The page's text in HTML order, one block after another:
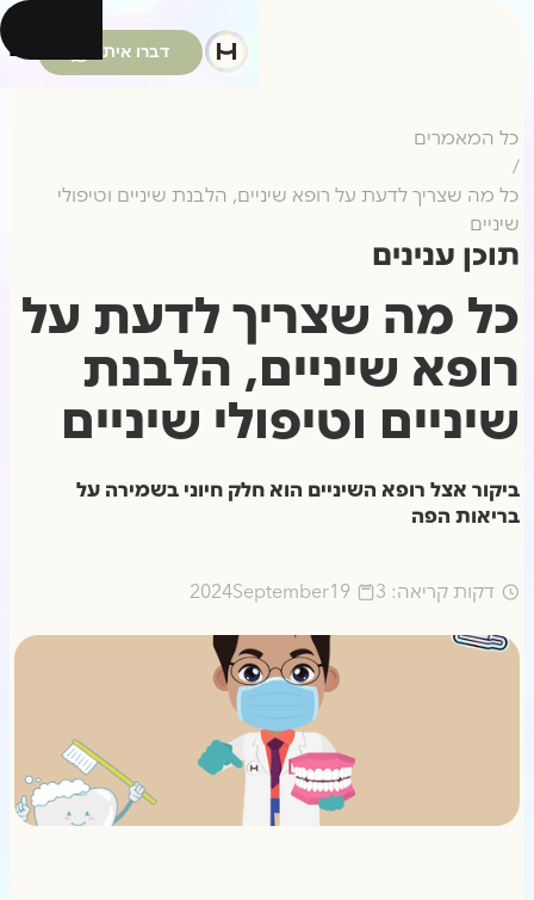
דברו איתנו
כל מה שצריך לדעת על רופא שיניים, הלבנת שיניים וטיפולי
שיניים
/
כל המאמרים
תוכן ענינים
כל מה שצריך לדעת על
רופא שיניים, הלבנת
שיניים וטיפולי שיניים
ביקור אצל רופא השיניים הוא חלק חיוני בשמירה על
בריאות הפה
2024September19 דקות קריאה: 3